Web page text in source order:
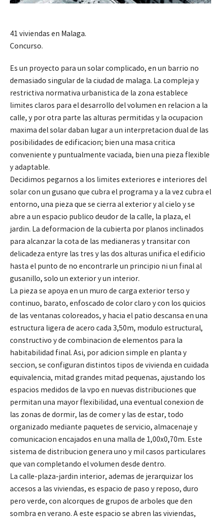
41 viviendas en Malaga.
Concurso.
Es un proyecto para un solar complicado, en un barrio no
demasiado singular de la ciudad de malaga. La compleja y
restrictiva normativa urbanistica de la zona establece
limites claros para el desarrollo del volumen en relacion a la
calle, y por otra parte las alturas permitidas y la ocupacion
maxima del solar daban lugar a un interpretacion dual de las
posibilidades de edificacion; bien una masa critica
conveniente y puntualmente vaciada, bien una pieza flexible
y adaptable.
Decidimos pegarnos a los limites exteriores e interiores del
solar con un gusano que cubra el programa y a la vez cubra el
entorno, una pieza que se cierra al exterior y al cielo y se
abre a un espacio publico deudor de la calle, la plaza, el
jardin. La deformacion de la cubierta por planos inclinados
para alcanzar la cota de las medianeras y transitar con
delicadeza entyre las tres y las dos alturas unifica el edificio
hasta el punto de no encontrarle un principio ni un final al
gusanillo, solo un exterior y un interior.
La pieza se apoya en un muro de carga exterior terso y
continuo, barato, enfoscado de color claro y con los quicios
de las ventanas coloreados, y hacia el patio descansa en una
estructura ligera de acero cada 3,50m, modulo estructural,
constructivo y de combinacion de elementos para la
habitabilidad final. Asi, por adicion simple en planta y
seccion, se configuran distintos tipos de vivienda en cuidada
equivalencia, mitad grandes mitad pequenas, ajustando los
espacios medidos de la vpo en nuevas distribuciones que
permitan una mayor flexibilidad, una eventual conexion de
las zonas de dormir, las de comer y las de estar, todo
organizado mediante paquetes de servicio, almacenaje y
comunicacion encajados en una malla de 1,00x0,70m. Este
sistema de distribucion genera uno y mil casos particulares
que van completando el volumen desde dentro.
La calle-plaza-jardin interior, ademas de jerarquizar los
accesos a las viviendas, es espacio de paso y reposo, duro
pero verde, con alcorques de grupos de arboles que den
sombra en verano. A este espacio se abren las viviendas,